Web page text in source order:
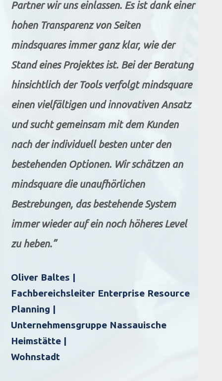
Partner wir uns einlassen. Es ist dank einer
hohen Transparenz von Seiten
mindsquares immer ganz klar, wie der
Stand eines Projektes ist. Bei der Beratung
hinsichtlich der Tools verfolgt mindsquare
einen vielfältigen und innovativen Ansatz
und sucht gemeinsam mit dem Kunden
nach der individuell besten unter den
bestehenden Optionen. Wir schätzen an
mindsquare die unaufhörlichen
Bestrebungen, das bestehende System
immer wieder auf ein noch höheres Level
zu heben.”
Oliver Baltes |
Fachbereichsleiter Enterprise Resource
Planning |
Unternehmensgruppe Nassauische
Heimstätte |
Wohnstadt